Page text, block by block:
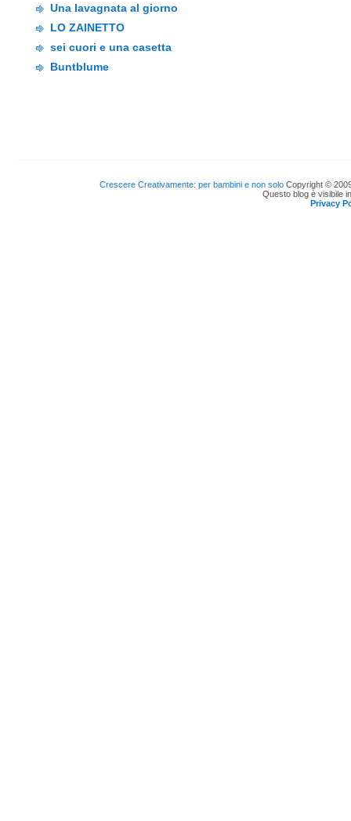
Una lavagnata al giorno
LO ZAINETTO
sei cuori e una casetta
Buntblume
Crescere Creativamente: per bambini e non solo Copyright ©
Questo blog è visibile
Privacy